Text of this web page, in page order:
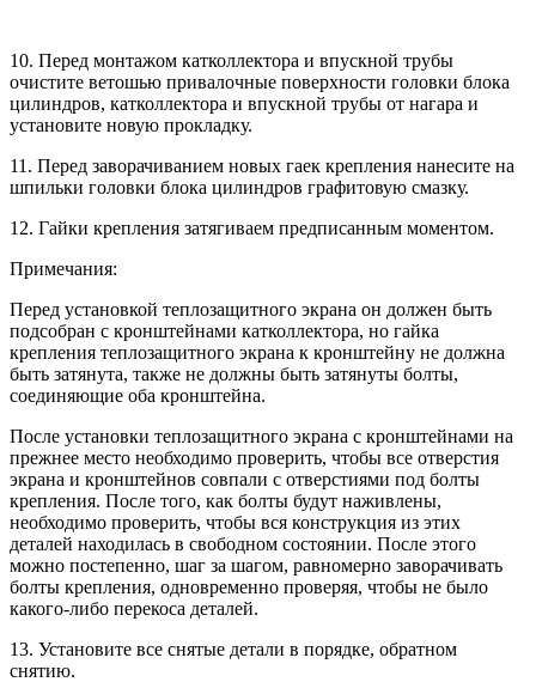
10. Перед монтажом катколлектора и впускной трубы
очистите ветошью привалочные поверхности головки блока
цилиндров, катколлектора и впускной трубы от нагара и
установите новую прокладку.
11. Перед заворачиванием новых гаек крепления нанесите на
шпильки головки блока цилиндров графитовую смазку.
12. Гайки крепления затягиваем предписанным моментом.
Примечания:
Перед установкой теплозащитного экрана он должен быть
подсобран с кронштейнами катколлектора, но гайка
крепления теплозащитного экрана к кронштейну не должна
быть затянута, также не должны быть затянуты болты,
соединяющие оба кронштейна.
После установки теплозащитного экрана с кронштейнами на
прежнее место необходимо проверить, чтобы все отверстия
экрана и кронштейнов совпали с отверстиями под болты
крепления. После того, как болты будут наживлены,
необходимо проверить, чтобы вся конструкция из этих
деталей находилась в свободном состоянии. После этого
можно постепенно, шаг за шагом, равномерно заворачивать
болты крепления, одновременно проверяя, чтобы не было
какого-либо перекоса деталей.
13. Установите все снятые детали в порядке, обратном
снятию.